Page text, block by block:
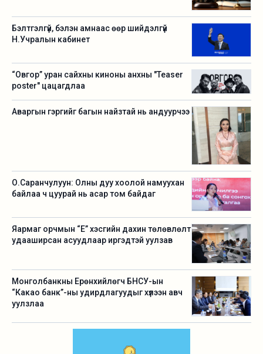
Бэлтгэлгүй, бэлэн амнаас өөр шийдэлгүй
Н.Учралын кабинет
“Овгор” уран сайхны киноны анхны "Teaser
poster" цацагдлаа
Аваргын гэргийг багын найзтай нь андуурчээ
О.Саранчулуун: Олны дуу хоолой намуухан
байлаа ч цуурай нь асар том байдаг
Яармаг орчмын “Е” хэсгийн дахин төлөвлөлт
удааширсан асуудлаар иргэдтэй уулзав
Монголбанкны Ерөнхийлөгч БНСУ-ын
“Какао банк”-ны удирдлагуудыг хүлээн авч
уулзлаа